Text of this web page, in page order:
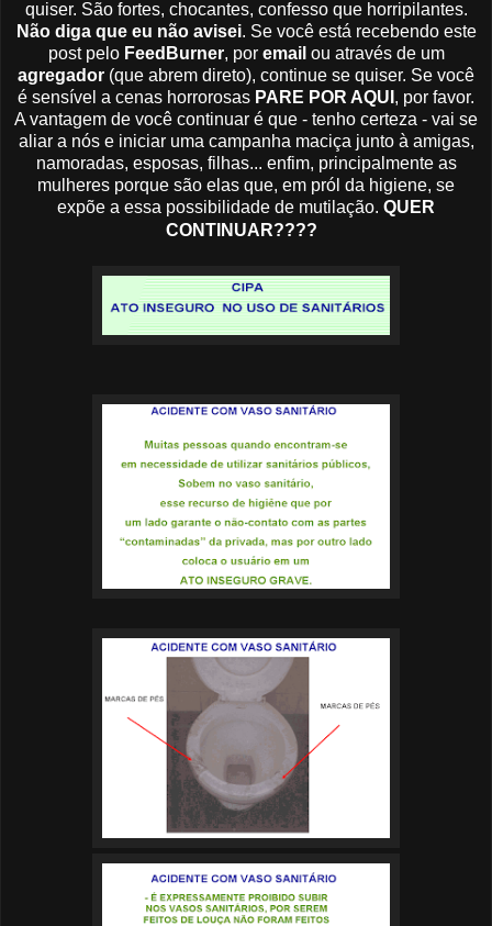
quiser. São fortes, chocantes, confesso que horripilantes.
Não diga que eu não avisei. Se você está recebendo este
post pelo FeedBurner, por email ou através de um
agregador (que abrem direto), continue se quiser. Se você
é sensível a cenas horrorosas PARE POR AQUI , por favor.
A vantagem de você continuar é que - tenho certeza - vai se
aliar a nós e iniciar uma campanha maciça junto à amigas,
namoradas, esposas, filhas... enfim, principalmente as
mulheres porque são elas que, em pról da higiene, se
expõe a essa possibilidade de mutilação. QUER
CONTINUAR????